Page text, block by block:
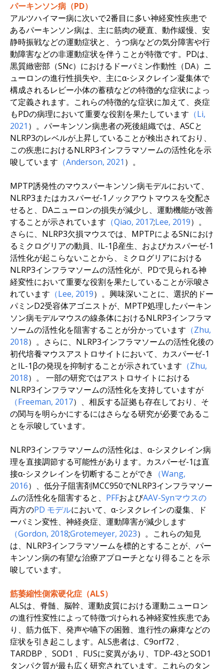
パーキンソン病（PD）
アルツハイマー病に次いで2番目に多い神経変性疾患で
あるパーキンソン病は、主に筋肉の硬直、動作緩慢、安
静時振戦などの運動症状と、うつ病などの気分障害や行
動障害などの非運動症状を伴うことが特徴です。PDは、
黒質緻密部（SNc）におけるドーパミン作動性（DA）ニ
ューロンの進行性損失や、主にα-シヌクレイン凝集体で
構成されるレビー小体の蓄積などの特徴的な症状によっ
て定義されます。これらの特徴的な症状に加えて、炎症
もPDの病理において重要な役割を果たしています （Li,
2021 ）。パーキンソン病患者の死後組織では、ASCと
NLRP3のレベルが上昇していることが検出されており、
この疾患におけるNLRP3インフラマソームの活性化を示
唆しています （Anderson, 2021 ）。
MPTP誘発性のマウスパーキンソン病モデルにおいて、
NLRP3またはカスパーゼ-1ノックアウトマウスを交配さ
せると、DAニューロンの損失が減少し、運動機能が改善
することが示されています （Qiao, 2017;Lee, 2019）。
さらに、NLRP3欠損マウスでは、MPTPによるSNにおけ
るミクログリアの動員、IL-1β産生、およびカスパーゼ-1
活性化が起こらないことから、ミクログリアにおける
NLRP3インフラマソームの活性化が、PDで見られる神
経変性において重要な役割を果たしていることが示唆さ
れています （Lee, 2019）。興味深いことに、選択的ドー
パミンD2受容体アゴニストが、MPTP処理したパーキン
ソン病モデルマウスの線条体におけるNLRP3インフラマ
ソームの活性化を阻害することが分かっています （Zhu,
2018）。さらに、NLRP3インフラマソームの活性化後の
初代培養マウスアストロサイトにおいて、カスパーゼ-1
とIL-1βの発現を抑制することが示されています （Zhu,
2018）。 一部の研究ではアストロサイトにおける
NLRP3インフラマソームの活性化を支持していますが
（Freeman, 2017）、相反する証拠も存在しており、そ
の関与を明らかにするにはさらなる研究が必要であるこ
とを示唆しています。
NLRP3インフラマソームの活性化は、α-シヌクレイン病
理を直接調節する可能性があります。カスパーゼ-1は直
接α-シヌクレインを切断することができ （Wang,
2016）、低分子阻害剤MCC950でNLRP3インフラマソー
ムの活性化を阻害すると、 PFFおよびAAV-Synマウスの
両方のPD モデルにおいて、α-シヌクレインの凝集、ド
ーパミン変性、神経炎症、運動障害が減少します
（Gordon, 2018;Grotemeyer, 2023）。これらの知見
は、NLRP3インフラマソームを標的とすることが、パー
キンソン病の有望な治療アプローチとなり得ることを示
唆しています。
筋萎縮性側索硬化症（ALS）
ALSは、脊髄、脳幹、運動皮質における運動ニューロン
の進行性変性によって特徴づけられる神経変性疾患であ
り、筋力低下、発声や嚥下の困難、進行性の麻痺などの
症状を引き起こします。ALS患者は、 C9orf72 、
TARDBP 、SOD1 、FUSに変異があり、TDP-43とSOD1
タンパク質が最も広く研究されています。これらのタン